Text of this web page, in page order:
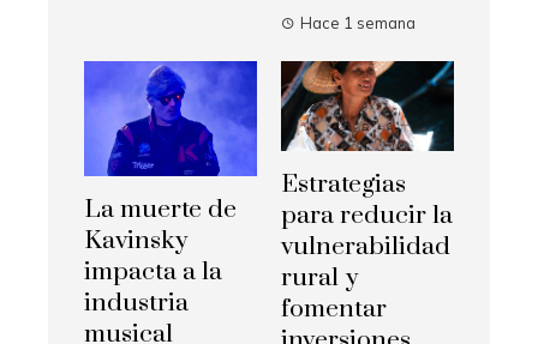
Hace 1 semana
La muerte de
Kavinsky
impacta a la
industria
musical
Estrategias
para reducir la
vulnerabilidad
rural y
fomentar